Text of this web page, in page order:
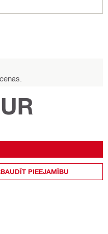
PIEEJAMĪBU